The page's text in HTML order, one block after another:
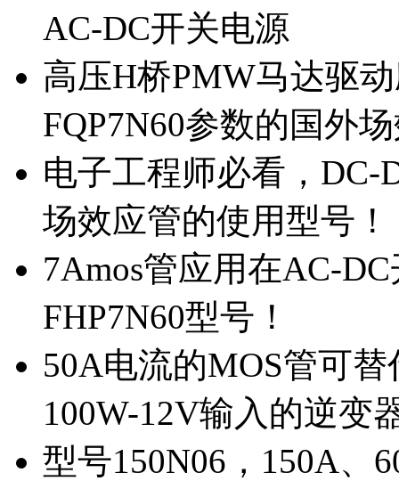
AC-DC开关电源
高压H桥PMW马达驱
FQP7N60参数的国外
电子工程师必看，DC-
场效应管的使用型号！
7Amos管应用在AC-
FHP7N60型号！
50A电流的MOS管可
100W-12V输入的逆变
型号150N06，150A、